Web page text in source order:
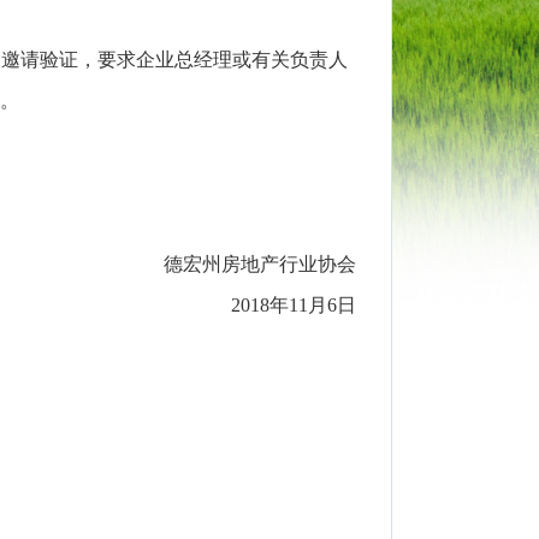
请验证，要求企业总经理或有关负责人
德宏州房地产行业协会
2018年11月6日